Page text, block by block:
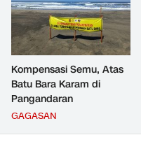
Kompensasi Semu, Atas
Batu Bara Karam di
Pangandaran
GAGASAN